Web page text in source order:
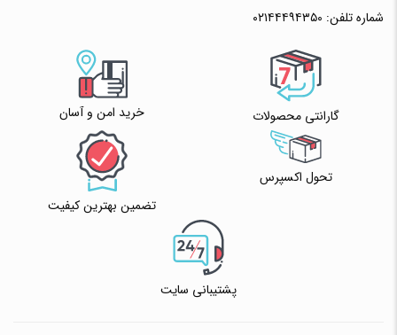
شماره تلفن: ۰۲۱۴۴۴۹۴۳۵۰
گارانتی محصولات خرید امن و آسان
تحول اکسپرس
تضمین بهترین کیفیت
پشتیبانی سایت